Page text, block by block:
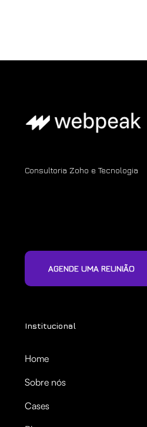
Consultoria Zoho e Tecnologia
AGENDE UMA REUNIÃO
Institucional
Home
Sobre nós
Cases